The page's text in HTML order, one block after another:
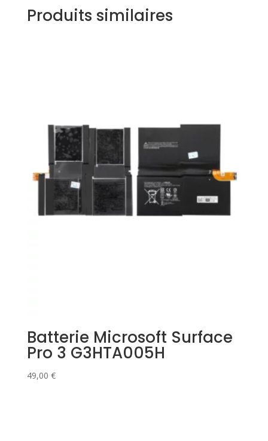
Produits similaires
Batterie Microsoft Surface
Pro 3 G3HTA005H
49,00 €